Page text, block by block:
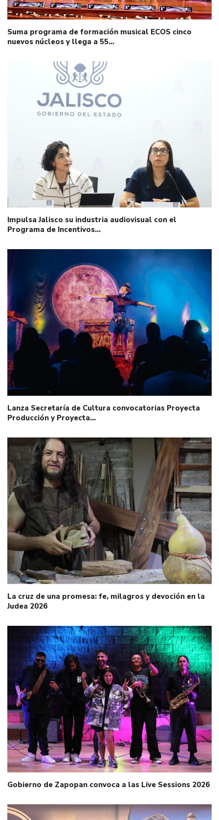
Suma programa de formación musical ECOS cinco
nuevos núcleos y llega a 55…
Impulsa Jalisco su industria audiovisual con el
Programa de Incentivos…
Lanza Secretaría de Cultura convocatorias Proyecta
Producción y Proyecta…
La cruz de una promesa: fe, milagros y devoción en la
Judea 2026
Gobierno de Zapopan convoca a las Live Sessions 2026